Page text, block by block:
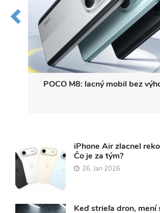
POCO M8: lacný mobil bez
iPhone Air zlacnel
Čo je za tým?
26. Jan 2026
Keď strieľa dron, mení